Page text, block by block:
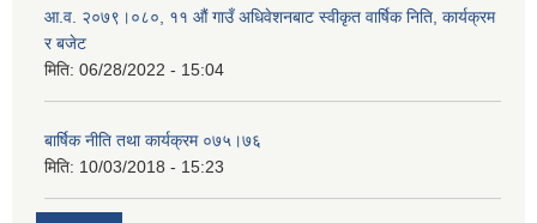
आ.व. २०७९।०८०, ११ औं गाउँ अधिवेशनबाट स्वीकृत वार्षिक निति, कार्यक्रम
र बजेट
मिति: 06/28/2022 - 15:04
बार्षिक नीति तथा कार्यक्रम ०७५।७६
मिति: 10/03/2018 - 15:23